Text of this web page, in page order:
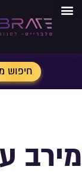
חיפוש
מירב